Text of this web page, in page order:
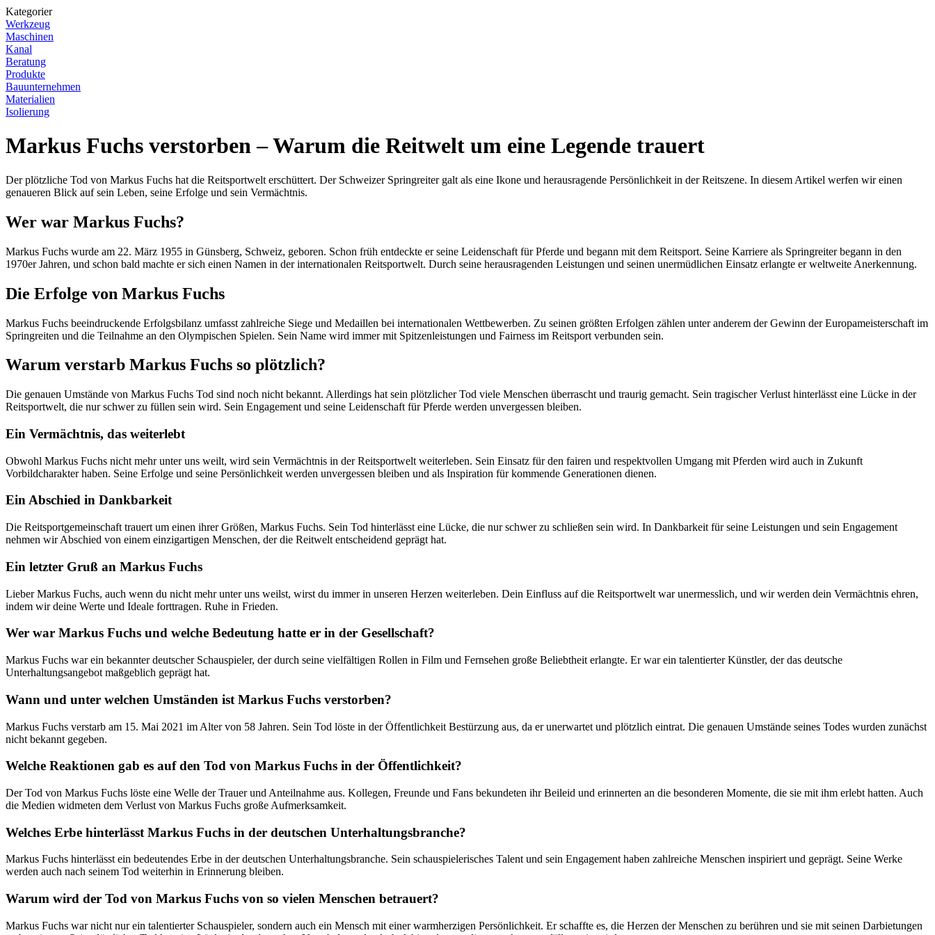
Kategorier
Werkzeug
Maschinen
Kanal
Beratung
Produkte
Bauunternehmen
Materialien
Isolierung
Markus Fuchs verstorben – Warum die Reitwelt um eine Legende trauert
Der plötzliche Tod von Markus Fuchs hat die Reitsportwelt erschüttert. Der Schweizer Springreiter galt als eine Ikone und herausragende Persönlichkeit in der Reitszene. In diesem Artikel werfen wir einen
genaueren Blick auf sein Leben, seine Erfolge und sein Vermächtnis.
Wer war Markus Fuchs?
Markus Fuchs wurde am 22. März 1955 in Günsberg, Schweiz, geboren. Schon früh entdeckte er seine Leidenschaft für Pferde und begann mit dem Reitsport. Seine Karriere als Springreiter begann in den
1970er Jahren, und schon bald machte er sich einen Namen in der internationalen Reitsportwelt. Durch seine herausragenden Leistungen und seinen unermüdlichen Einsatz erlangte er weltweite Anerkennung.
Die Erfolge von Markus Fuchs
Markus Fuchs beeindruckende Erfolgsbilanz umfasst zahlreiche Siege und Medaillen bei internationalen Wettbewerben. Zu seinen größten Erfolgen zählen unter anderem der Gewinn der Europameisterschaft im
Springreiten und die Teilnahme an den Olympischen Spielen. Sein Name wird immer mit Spitzenleistungen und Fairness im Reitsport verbunden sein.
Warum verstarb Markus Fuchs so plötzlich?
Die genauen Umstände von Markus Fuchs Tod sind noch nicht bekannt. Allerdings hat sein plötzlicher Tod viele Menschen überrascht und traurig gemacht. Sein tragischer Verlust hinterlässt eine Lücke in der
Reitsportwelt, die nur schwer zu füllen sein wird. Sein Engagement und seine Leidenschaft für Pferde werden unvergessen bleiben.
Ein Vermächtnis, das weiterlebt
Obwohl Markus Fuchs nicht mehr unter uns weilt, wird sein Vermächtnis in der Reitsportwelt weiterleben. Sein Einsatz für den fairen und respektvollen Umgang mit Pferden wird auch in Zukunft
Vorbildcharakter haben. Seine Erfolge und seine Persönlichkeit werden unvergessen bleiben und als Inspiration für kommende Generationen dienen.
Ein Abschied in Dankbarkeit
Die Reitsportgemeinschaft trauert um einen ihrer Größen, Markus Fuchs. Sein Tod hinterlässt eine Lücke, die nur schwer zu schließen sein wird. In Dankbarkeit für seine Leistungen und sein Engagement
nehmen wir Abschied von einem einzigartigen Menschen, der die Reitwelt entscheidend geprägt hat.
Ein letzter Gruß an Markus Fuchs
Lieber Markus Fuchs, auch wenn du nicht mehr unter uns weilst, wirst du immer in unseren Herzen weiterleben. Dein Einfluss auf die Reitsportwelt war unermesslich, und wir werden dein Vermächtnis ehren,
indem wir deine Werte und Ideale forttragen. Ruhe in Frieden.
Wer war Markus Fuchs und welche Bedeutung hatte er in der Gesellschaft?
Markus Fuchs war ein bekannter deutscher Schauspieler, der durch seine vielfältigen Rollen in Film und Fernsehen große Beliebtheit erlangte. Er war ein talentierter Künstler, der das deutsche
Unterhaltungsangebot maßgeblich geprägt hat.
Wann und unter welchen Umständen ist Markus Fuchs verstorben?
Markus Fuchs verstarb am 15. Mai 2021 im Alter von 58 Jahren. Sein Tod löste in der Öffentlichkeit Bestürzung aus, da er unerwartet und plötzlich eintrat. Die genauen Umstände seines Todes wurden zunächst
nicht bekannt gegeben.
Welche Reaktionen gab es auf den Tod von Markus Fuchs in der Öffentlichkeit?
Der Tod von Markus Fuchs löste eine Welle der Trauer und Anteilnahme aus. Kollegen, Freunde und Fans bekundeten ihr Beileid und erinnerten an die besonderen Momente, die sie mit ihm erlebt hatten. Auch
die Medien widmeten dem Verlust von Markus Fuchs große Aufmerksamkeit.
Welches Erbe hinterlässt Markus Fuchs in der deutschen Unterhaltungsbranche?
Markus Fuchs hinterlässt ein bedeutendes Erbe in der deutschen Unterhaltungsbranche. Sein schauspielerisches Talent und sein Engagement haben zahlreiche Menschen inspiriert und geprägt. Seine Werke
werden auch nach seinem Tod weiterhin in Erinnerung bleiben.
Warum wird der Tod von Markus Fuchs von so vielen Menschen betrauert?
Markus Fuchs war nicht nur ein talentierter Schauspieler, sondern auch ein Mensch mit einer warmherzigen Persönlichkeit. Er schaffte es, die Herzen der Menschen zu berühren und sie mit seinen Darbietungen